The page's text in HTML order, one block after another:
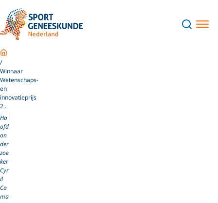
Home
Winnaar
Wetenschaps-
en
innovatieprijs
2...
Ho
ofd
on
der
zoe
ker
Cyr
il
Ca
ma